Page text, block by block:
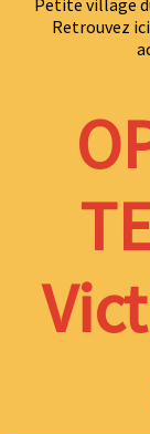
Petite village
Retrouvez